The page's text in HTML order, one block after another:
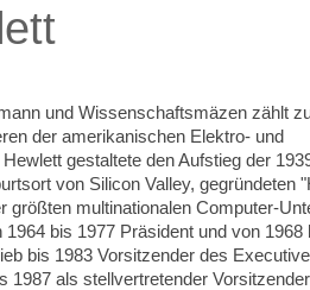
und Wissenschaftsmäzen zählt
der amerikanischen Elektro- und
gestaltete den Aufstieg der
von Silicon Valley, gegründeten
größten multinationalen Computer-
bis 1977 Präsident und von 1968
bis 1983 Vorsitzender des Executive
1987 als stellvertretender Vorsitzender